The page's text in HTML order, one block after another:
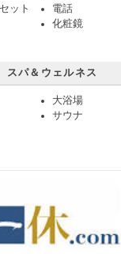
ット
電話
化粧鏡
スパ＆ウェルネス
大浴場
サウナ